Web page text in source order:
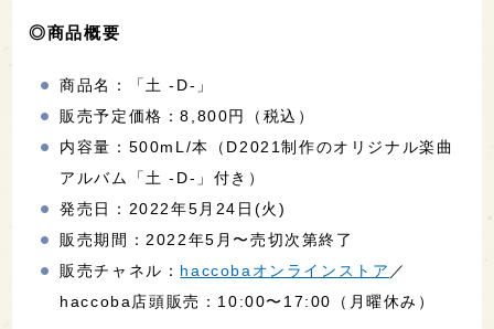
◎商品概要
商品名：「土 -D-」
販売予定価格：8,800円（税込）
内容量：500mL/本（D2021制作のオリジナル楽曲
アルバム「土 -D-」付き）
発売日：2022年5月24日(火)
販売期間：2022年5月〜売切次第終了
販売チャネル： haccobaオンラインストア ／
haccoba店頭販売：10:00〜17:00（月曜休み）